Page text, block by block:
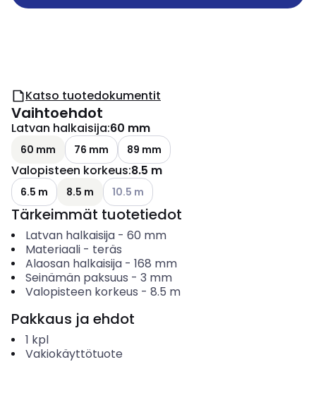
Katso tuotedokumentit
Vaihtoehdot
Latvan halkaisija:60 mm
60 mm 76 mm 89 mm
Valopisteen korkeus:8.5 m
6.5 m 8.5 m Katso käytettävissä olevat vaihtoehdot
10.5 m
Tärkeimmät tuotetiedot
Latvan halkaisija- 60 mm
Materiaali- teräs
Alaosan halkaisija- 168 mm
Seinämän paksuus - 3 mm
Valopisteen korkeus - 8.5 m
Pakkaus ja ehdot
1 kpl
Vakiokäyttötuote